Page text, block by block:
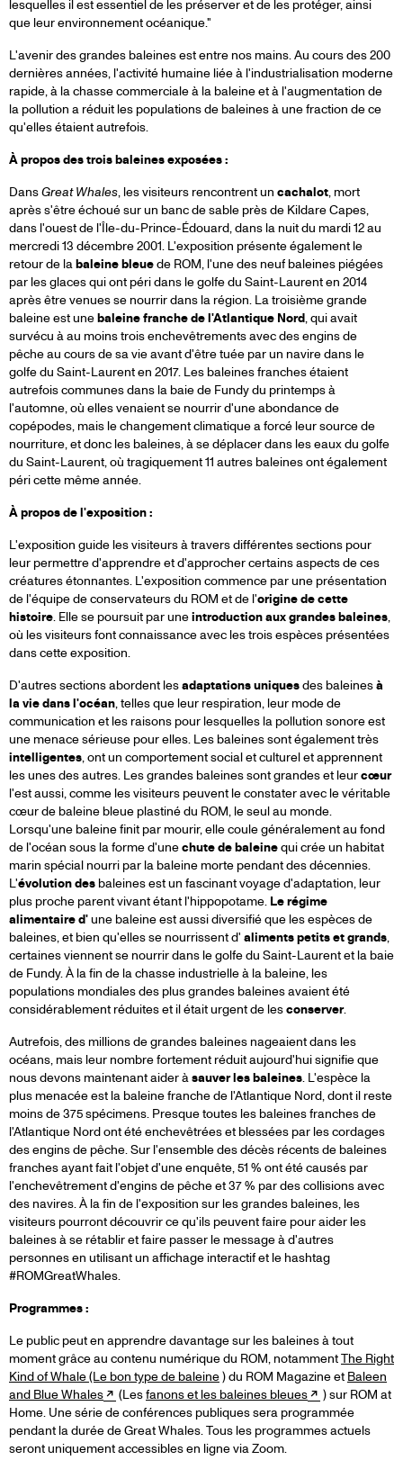
lesquelles il est essentiel de les préserver et de les protéger, ainsi
que leur environnement océanique."
L'avenir des grandes baleines est entre nos mains. Au cours des 200
dernières années, l'activité humaine liée à l'industrialisation moderne
rapide, à la chasse commerciale à la baleine et à l'augmentation de
la pollution a réduit les populations de baleines à une fraction de ce
qu'elles étaient autrefois.
À propos des trois baleines exposées :
DansGreat Whales, les visiteurs rencontrent un cachalot, mort
après s'être échoué sur un banc de sable près de Kildare Capes,
dans l'ouest de l'Île-du-Prince-Édouard, dans la nuit du mardi 12 au
mercredi 13 décembre 2001. L'exposition présente également le
retour de labaleine bleuede ROM, l'une des neuf baleines piégées
par les glaces qui ont péri dans le golfe du Saint-Laurent en 2014
après être venues se nourrir dans la région. La troisième grande
baleine est unebaleine franche de l'Atlantique Nord, qui avait
survécu à au moins trois enchevêtrements avec des engins de
pêche au cours de sa vie avant d'être tuée par un navire dans le
golfe du Saint-Laurent en 2017. Les baleines franches étaient
autrefois communes dans la baie de Fundy du printemps à
l'automne, où elles venaient se nourrir d'une abondance de
copépodes, mais le changement climatique a forcé leur source de
nourriture, et donc les baleines, à se déplacer dans les eaux du golfe
du Saint-Laurent, où tragiquement 11 autres baleines ont également
péri cette même année.
À propos de l'exposition :
L'exposition guide les visiteurs à travers différentes sections pour
leur permettre d'apprendre et d'approcher certains aspects de ces
créatures étonnantes. L'exposition commence par une présentation
de l'équipe de conservateurs du ROM et de l'origine de cette
histoire. Elle se poursuit par uneintroduction aux grandes baleines,
où les visiteurs font connaissance avec les trois espèces présentées
dans cette exposition.
D'autres sections abordent lesadaptations uniquesdes baleinesà
la vie dans l'océan, telles que leur respiration, leur mode de
communication et les raisons pour lesquelles la pollution sonore est
une menace sérieuse pour elles. Les baleines sont également très
intelligentes, ont un comportement social et culturel et apprennent
les unes des autres. Les grandes baleines sont grandes et leurcœur
l'est aussi, comme les visiteurs peuvent le constater avec le véritable
cœur de baleine bleue plastiné du ROM, le seul au monde.
Lorsqu'une baleine finit par mourir, elle coule généralement au fond
de l'océan sous la forme d'unechute de baleinequi crée un habitat
marin spécial nourri par la baleine morte pendant des décennies.
L'évolution des baleines est un fascinant voyage d'adaptation, leur
plus proche parent vivant étant l'hippopotame. Le régime
alimentaire d'une baleine est aussi diversifié que les espèces de
baleines, et bien qu'elles se nourrissent d' aliments petits et grands,
certaines viennent se nourrir dans le golfe du Saint-Laurent et la baie
de Fundy. À la fin de la chasse industrielle à la baleine, les
populations mondiales des plus grandes baleines avaient été
considérablement réduites et il était urgent de lesconserver.
Autrefois, des millions de grandes baleines nageaient dans les
océans, mais leur nombre fortement réduit aujourd'hui signifie que
nous devons maintenant aider àsauver les baleines. L'espèce la
plus menacée est la baleine franche de l'Atlantique Nord, dont il reste
moins de 375 spécimens. Presque toutes les baleines franches de
l'Atlantique Nord ont été enchevêtrées et blessées par les cordages
des engins de pêche. Sur l'ensemble des décès récents de baleines
franches ayant fait l'objet d'une enquête, 51 % ont été causés par
l'enchevêtrement d'engins de pêche et 37 % par des collisions avec
des navires. À la fin de l'exposition sur les grandes baleines, les
visiteurs pourront découvrir ce qu'ils peuvent faire pour aider les
baleines à se rétablir et faire passer le message à d'autres
personnes en utilisant un affichage interactif et le hashtag
#ROMGreatWhales.
Programmes :
Le public peut en apprendre davantage sur les baleines à tout
moment grâce au contenu numérique du ROM, notammentThe Right
Kind of Whale (Le bon type de baleine) du ROM Magazine et Baleen
and Blue Whales
(Lesfanons et les baleines bleues
) sur ROM at
Home. Une série de conférences publiques sera programmée
pendant la durée de Great Whales. Tous les programmes actuels
seront uniquement accessibles en ligne via Zoom.